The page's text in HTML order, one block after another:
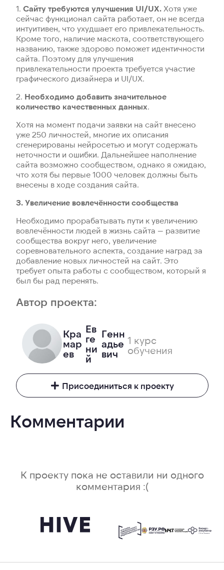
1. Сайту требуются улучшения UI/UX. Хотя уже
сейчас функционал сайта работает, он не всегда
интуитивен, что ухудшает его привлекательность.
Кроме того, наличие маскота, соответствующего
названию, также здорово поможет идентичности
сайта. Поэтому для улучшения
привлекательности проекта требуется участие
графического дизайнера и UI/UX.
2. Необходимо добавить значительное
количество качественных данных.
Хотя на момент подачи заявки на сайт внесено
уже 250 личностей, многие их описания
сгенерированы нейросетью и могут содержать
неточности и ошибки. Дальнейшее наполнение
сайта возможно сообществом, однако я ожидаю,
что хотя бы первые 1000 человек должны быть
внесены в ходе создания сайта.
3. Увеличение вовлечённости сообщества
Необходимо прорабатывать пути к увеличению
вовлечённости людей в жизнь сайта — развитие
сообщества вокруг него, увеличение
соревновательного аспекта, создание наград за
добавление новых личностей на сайт. Это
требует опыта работы с сообществом, который я
был бы рад перенять.
Автор проекта:
Кра
мар
ев
Ев
ге
ни
й
Генн
адье
вич
1 курс
обучения
Присоединиться к проекту
Комментарии
К проекту пока не оставили ни одного
комментария :(